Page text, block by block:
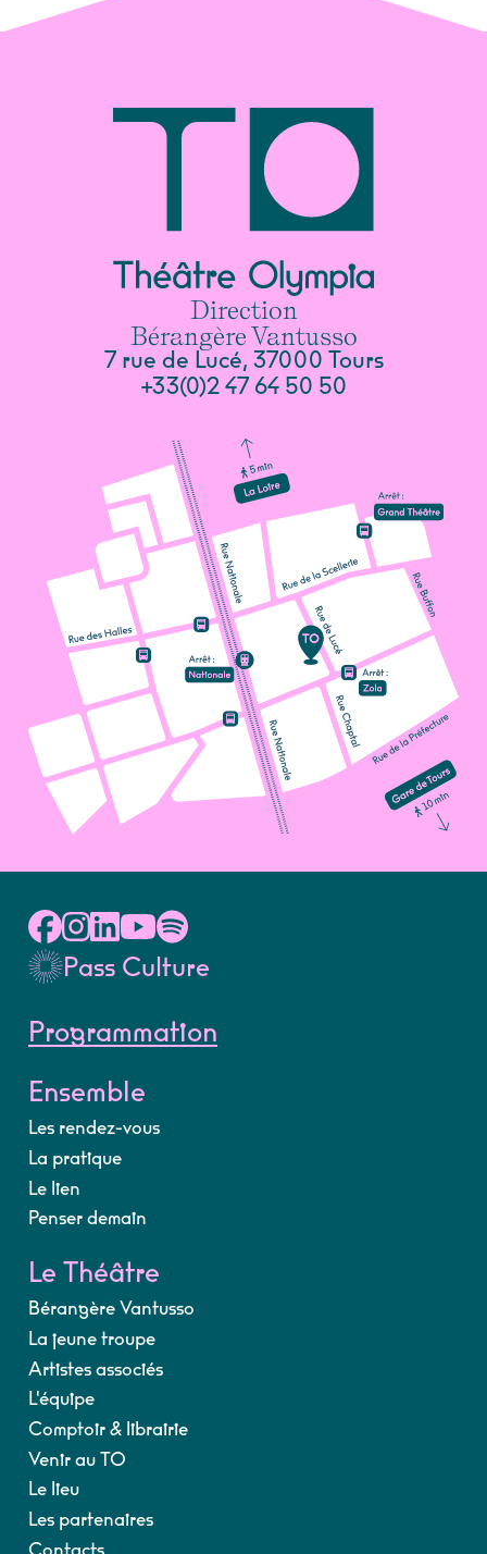
Direction
Bérangère Vantusso
7 rue de Lucé, 37000 Tours
+33(0)2 47 64 50 50
Pass Culture
Programmation
Ensemble
Les rendez-vous
La pratique
Le lien
Penser demain
Le Théâtre
Bérangère Vantusso
La jeune troupe
Artistes associés
L'équipe
Comptoir & librairie
Venir au TO
Le lieu
Les partenaires
Contacts